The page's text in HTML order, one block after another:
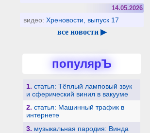
14.05.2026
видео:Хреновости, выпуск 17
все новости ▶
популярЪ
1. статья: Тёплый ламповый звук
и сферический винил в вакууме
2. статья: Машинный трафик в
интернете
3. музыкальная пародия: Винда